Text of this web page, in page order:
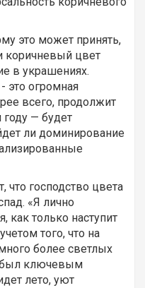
это может принять,
коричневый цвет
в украшениях.
это огромная
всего, продолжит
году — будет
ли доминирование
что господство цвета
«Я лично
как только наступит
того, что на
более светлых
был ключевым
лето, уют